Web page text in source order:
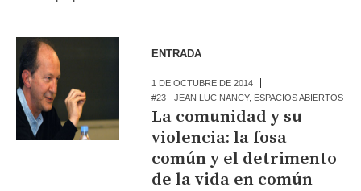
ENTRADA
1 DE OCTUBRE DE 2014
#23 - JEAN LUC NANCY, ESPACIOS ABIERTOS
La comunidad y su
violencia: la fosa
común y el detrimento
de la vida en común